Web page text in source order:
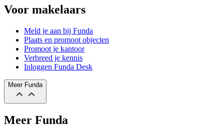
Voor makelaars
Meld je aan bij Funda
Plaats en promoot objecten
Promoot je kantoor
Verbreed je kennis
Inloggen Funda Desk
Meer Funda
Meer Funda